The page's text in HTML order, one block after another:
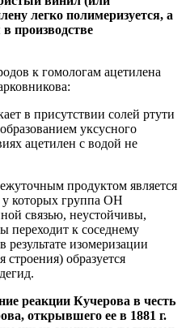
легко полимеризуется, а
производстве
к гомологам ацетилена
в присутствии солей ртути
уксусного
ацетилен с водой не
продуктом является
которых группа ОН
связью, неустойчивы,
переходит к соседнему
результате изомеризации
образуется
реакции Кучерова в честь
открывшего ее в 1881 г.